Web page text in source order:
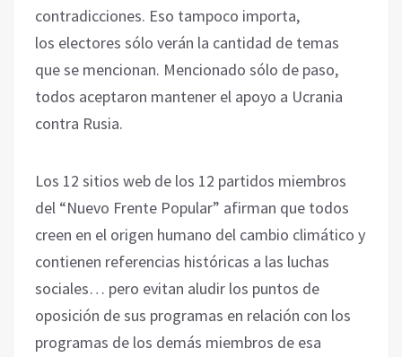
contradicciones. Eso tampoco importa,
los electores sólo verán la cantidad de temas
que se mencionan. Mencionado sólo de paso,
todos aceptaron mantener el apoyo a Ucrania
contra Rusia.
Los 12 sitios web de los 12 partidos miembros
del “Nuevo Frente Popular” afirman que todos
creen en el origen humano del cambio climático y
contienen referencias históricas a las luchas
sociales… pero evitan aludir los puntos de
oposición de sus programas en relación con los
programas de los demás miembros de esa